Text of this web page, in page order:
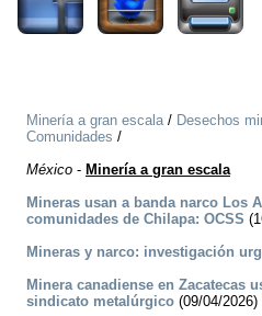
Minería a gran escala/ Desechos
Comunidades /
México - Minería a gran escala
Mineras usan a banda narco Los
comunidades de Chilapa: OCSS
Mineras y narco: investigación
Minera canadiense en Zacatecas
sindicato metalúrgico (09/04/2026)